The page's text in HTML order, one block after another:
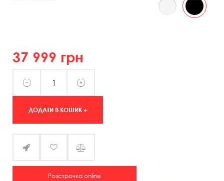
37 999 грн
ДОДАТИ В КОШИК +
Розстрочка online